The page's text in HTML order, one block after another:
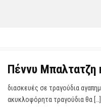
Πέννυ Μπαλτατζη
διασκευές σε τραγούδια
ακυκλοφόρητα τραγούδια θα […]